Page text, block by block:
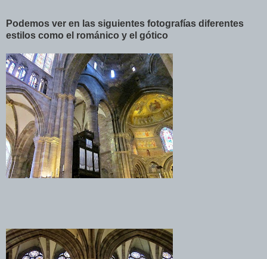
Podemos ver en las siguientes fotografías diferentes
estilos como el románico y el gótico